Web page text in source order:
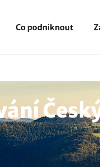
Co podniknout